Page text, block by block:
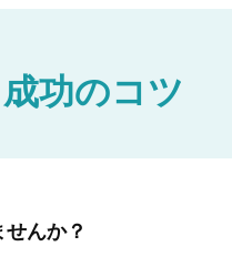
功のコツ
んか？